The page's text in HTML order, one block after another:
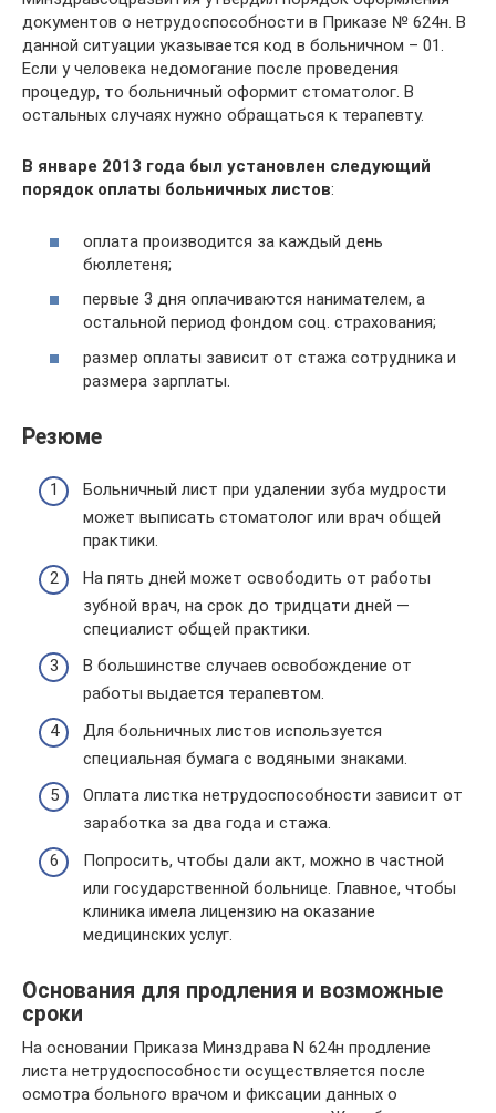
документов о нетрудоспособности в Приказе № 624н. В
данной ситуации указывается код в больничном – 01.
Если у человека недомогание после проведения
процедур, то больничный оформит стоматолог. В
остальных случаях нужно обращаться к терапевту.
В январе 2013 года был установлен следующий
порядок оплаты больничных листов:
оплата производится за каждый день
бюллетеня;
первые 3 дня оплачиваются нанимателем, а
остальной период фондом соц. страхования;
размер оплаты зависит от стажа сотрудника и
размера зарплаты.
Резюме
Больничный лист при удалении зуба мудрости
может выписать стоматолог или врач общей
практики.
На пять дней может освободить от работы
зубной врач, на срок до тридцати дней —
специалист общей практики.
В большинстве случаев освобождение от
работы выдается терапевтом.
Для больничных листов используется
специальная бумага с водяными знаками.
Оплата листка нетрудоспособности зависит от
заработка за два года и стажа.
Попросить, чтобы дали акт, можно в частной
или государственной больнице. Главное, чтобы
клиника имела лицензию на оказание
медицинских услуг.
Основания для продления и возможные
сроки
На основании Приказа Минздрава N 624н продление
листа нетрудоспособности осуществляется после
осмотра больного врачом и фиксации данных о